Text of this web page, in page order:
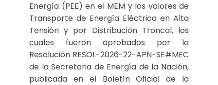
Energía (PEE) en el MEM y los valores de
Transporte de Energía Eléctrica en Alta
Tensión y por Distribución Troncal, los
cuales fueron aprobados por la
Resolución RESOL-2026-22-APN-SE#MEC
de la Secretaria de Energía de la Nación,
publicada en el Boletín Oficial de la